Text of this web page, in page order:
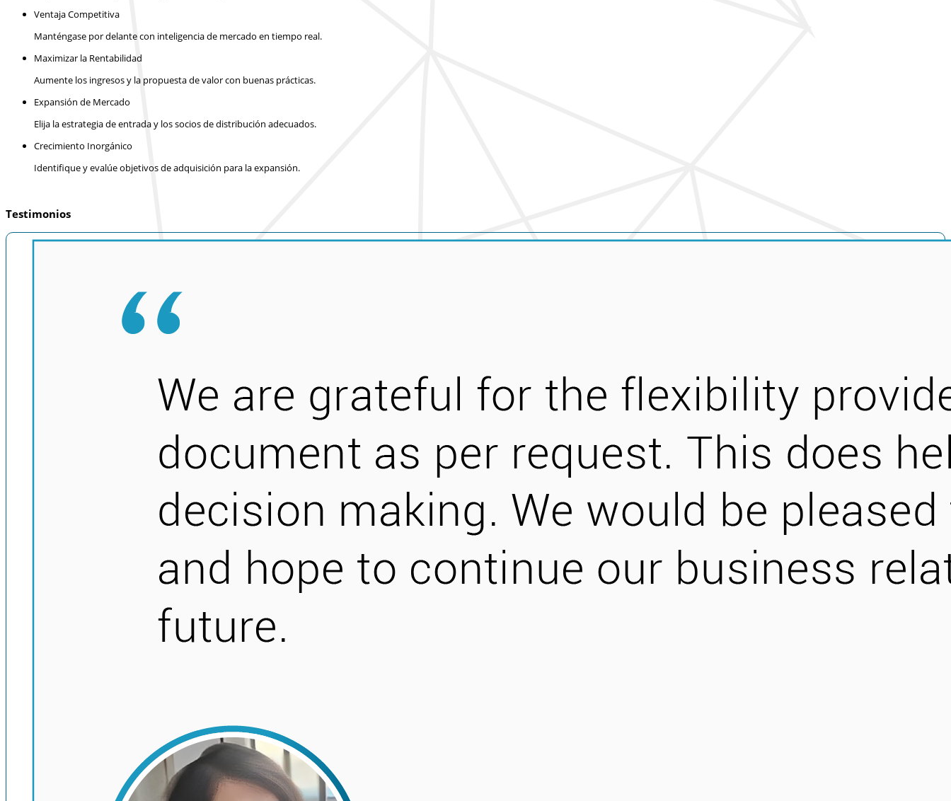
Ventaja Competitiva
Manténgase por delante con inteligencia de mercado en tiempo real.
Maximizar la Rentabilidad
Aumente los ingresos y la propuesta de valor con buenas prácticas.
Expansión de Mercado
Elija la estrategia de entrada y los socios de distribución adecuados.
Crecimiento Inorgánico
Identifique y evalúe objetivos de adquisición para la expansión.
Testimonios